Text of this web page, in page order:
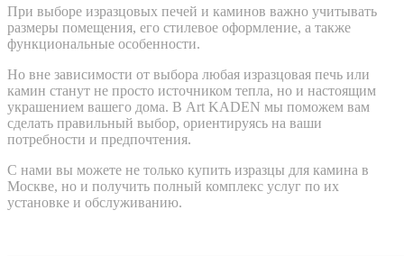
При выборе изразцовых печей и каминов важно учитывать
размеры помещения, его стилевое оформление, а также
функциональные особенности.
Но вне зависимости от выбора любая изразцовая печь или
камин станут не просто источником тепла, но и настоящим
украшением вашего дома. В Art KADEN мы поможем вам
сделать правильный выбор, ориентируясь на ваши
потребности и предпочтения.
С нами вы можете не только купить изразцы для камина в
Москве, но и получить полный комплекс услуг по их
установке и обслуживанию.